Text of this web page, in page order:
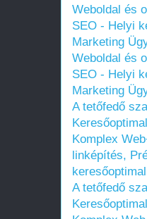
Weboldal és
SEO - Helyi
Marketing
Weboldal és
SEO - Helyi
Marketing
A tetőfedő
Komplex
linképítés,
A tetőfedő